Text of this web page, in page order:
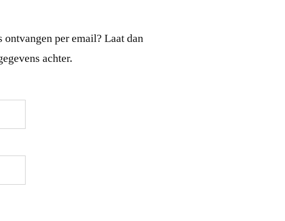
ontvangen per email? Laat dan
achter.